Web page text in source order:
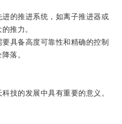
的推进系统，如离子推进器或
推力。
备高度可靠性和精确的控制
落。
的发展中具有重要的意义。